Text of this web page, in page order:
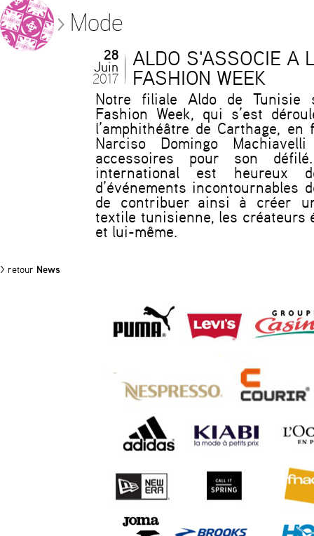
Mode
28
Juin
2017
ALDO S'ASSOCIE A
FASHION WEEK
Notre filiale Aldo de Tunisie
Fashion Week, qui s’est
l’amphithéâtre de Carthage,
Narciso Domingo
accessoires pour son
international est heureux
d’événements incontournables
de contribuer ainsi à créer
textile tunisienne, les créateurs
et lui-même.
> retour News